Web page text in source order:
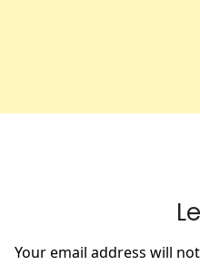
Your email address will